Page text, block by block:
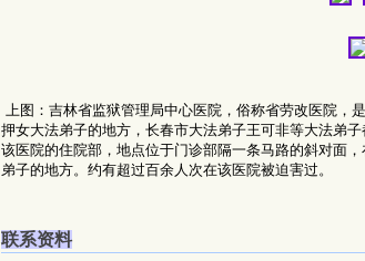
上图：吉林省监狱管理局中心医院，俗称省劳改医院，
押女大法弟子的地方，长春市大法弟子王可非等大法弟
该医院的住院部，地点位于门诊部隔一条马路的斜对面
弟子的地方。约有超过百余人次在该医院被迫害过。
联系资料